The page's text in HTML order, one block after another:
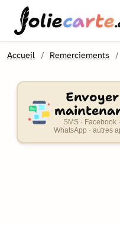
oliecarte
Accueil Remerciements
Envoyer
SMS · Facebook ·
WhatsApp · autres